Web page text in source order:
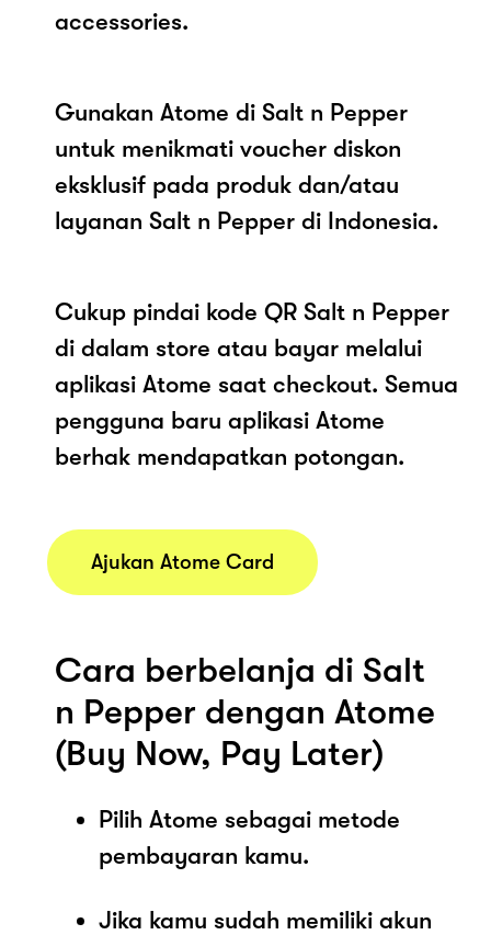
accessories.
Gunakan Atome di Salt n Pepper
untuk menikmati voucher diskon
eksklusif pada produk dan/atau
layanan Salt n Pepper di Indonesia.
Cukup pindai kode QR Salt n Pepper
di dalam store atau bayar melalui
aplikasi Atome saat checkout. Semua
pengguna baru aplikasi Atome
berhak mendapatkan potongan.
Ajukan Atome Card
Cara berbelanja di Salt
n Pepper dengan Atome
(Buy Now, Pay Later)
Pilih Atome sebagai metode
pembayaran kamu.
Jika kamu sudah memiliki akun